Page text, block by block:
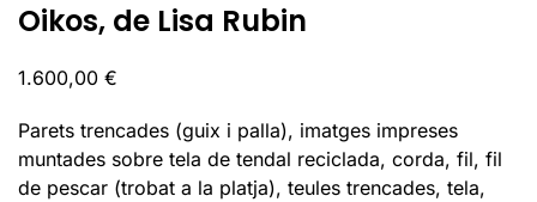
Oikos, de Lisa Rubin
1.600,00 €
Parets trencades (guix i palla), imatges impreses
muntades sobre tela de tendal reciclada, corda, fil, fil
de pescar (trobat a la platja), teules trencades, tela,